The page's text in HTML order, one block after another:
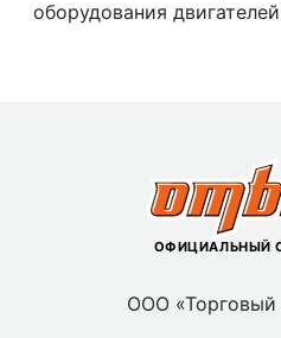
оборудования
ОФИЦИАЛЬНЫЙ
ООО